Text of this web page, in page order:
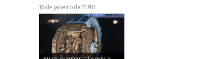
16 de janeiro de 2018